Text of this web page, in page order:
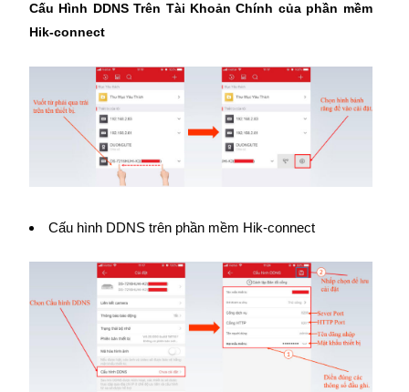
Cấu Hình DDNS Trên Tài Khoản Chính của phần mềm
Hik-connect
Cấu hình DDNS trên phần mềm Hik-connect